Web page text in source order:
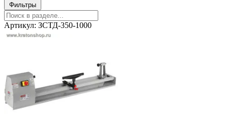
Фильтры
Артикул: ЗСТД-350-1000